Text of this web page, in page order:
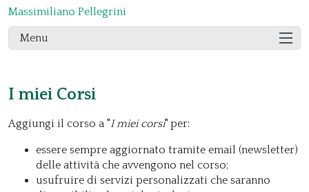
Massimiliano Pellegrini
Menu
I miei Corsi
Aggiungi il corso a "I miei corsi" per:
essere sempre aggiornato tramite email (newsletter)
delle attività che avvengono nel corso;
usufruire di servizi personalizzati che saranno